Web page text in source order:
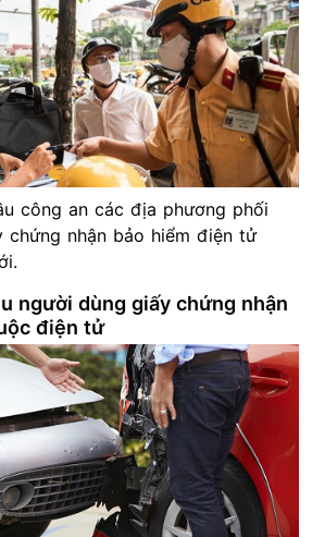
công an các địa phương phối
chứng nhận bảo hiểm điện tử
người dùng giấy chứng nhận
điện tử